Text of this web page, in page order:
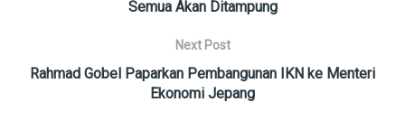
Semua Akan Ditampung
Next Post
Rahmad Gobel Paparkan Pembangunan IKN ke Menteri
Ekonomi Jepang